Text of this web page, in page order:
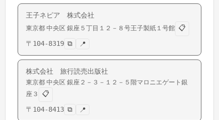
王子ネピア 株式会社
東京都 中央区 銀座 ５丁目１２－８号王子製紙１号館 📋
〒 104-8319 ⧉ 📍
株式会社 旅行読売出版社
東京都 中央区 銀座 ２－３－１２－５階マロニエゲート銀
座３
📋
〒 104-8413 ⧉ 📍